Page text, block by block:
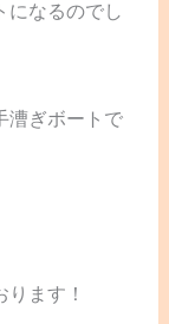
になるのでし
漕ぎボートで
ます！